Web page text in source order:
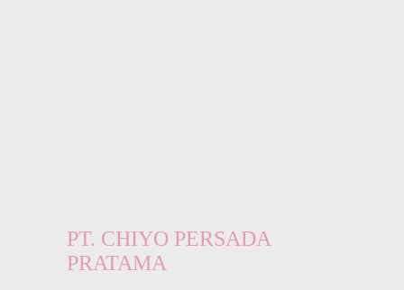
PT. CHIYO PERSADA
PRATAMA